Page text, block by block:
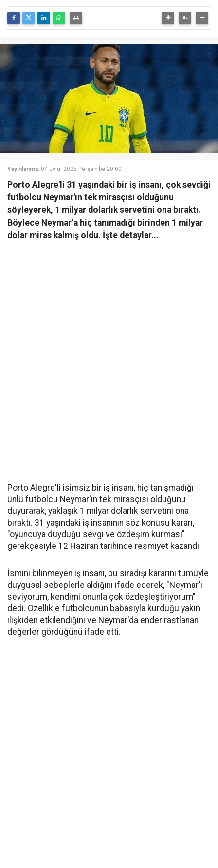
Yayınlanma: 04 Eylül 2025 Perşembe 20:00
Porto Alegre'li 31 yaşındaki bir iş insanı, çok sevdiği
futbolcu Neymar'ın tek mirasçısı olduğunu
söyleyerek, 1 milyar dolarlık servetini ona bıraktı.
Böylece Neymar’a hiç tanımadığı birinden 1 milyar
dolar miras kalmış oldu. İşte detaylar...
Porto Alegre'li isimsiz bir iş insanı, hiç tanışmadığı
ünlü futbolcu Neymar'ın tek mirasçısı olduğunu
duyurarak, yaklaşık 1 milyar dolarlık servetini ona
bıraktı. 31 yaşındaki iş insanının söz konusu kararı,
"oyuncuya duyduğu sevgi ve özdeşim kurması"
gerekçesiyle 12 Haziran tarihinde resmiyet kazandı.
İsmini bilinmeyen iş insanı, bu sıradışı kararını tümüyle
duygusal sebeplerle aldığını ifade ederek, "Neymar'ı
seviyorum, kendimi onunla çok özdeşleştiriyorum"
dedi. Özellikle futbolcunun babasıyla kurduğu yakın
ilişkiden etkilendiğini ve Neymar'da ender rastlanan
değerler gördüğünü ifade etti.